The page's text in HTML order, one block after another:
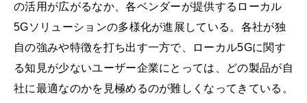
の活用が広がるなか、各ベンダーが提供するローカル
5Gソリューションの多様化が進展している。各社が独
自の強みや特徴を打ち出す一方で、ローカル5Gに関す
る知見が少ないユーザー企業にとっては、どの製品が自
社に最適なのかを見極めるのが難しくなってきている。